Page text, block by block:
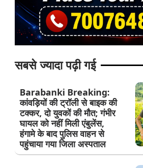
सबसे ज्यादा पढ़ी गई
Barabanki Breaking:
कांवड़ियों की ट्रॉली से बाइक की
टक्कर, दो युवकों की मौत; गंभीर
घायल को नहीं मिली एंबुलेंस,
हंगामे के बाद पुलिस वाहन से
पहुंचाया गया जिला अस्पताल